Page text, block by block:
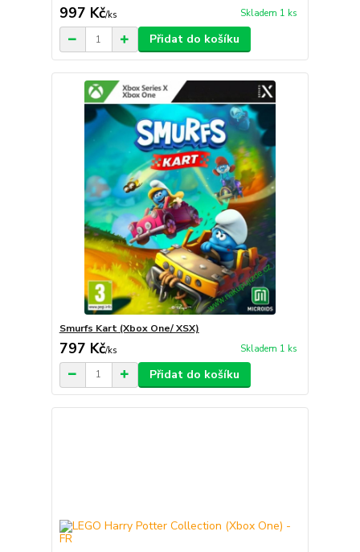
997 Kč/ks Skladem 1 ks
Přidat do košíku
Smurfs Kart (Xbox One/ XSX)
797 Kč/ks Skladem 1 ks
Přidat do košíku